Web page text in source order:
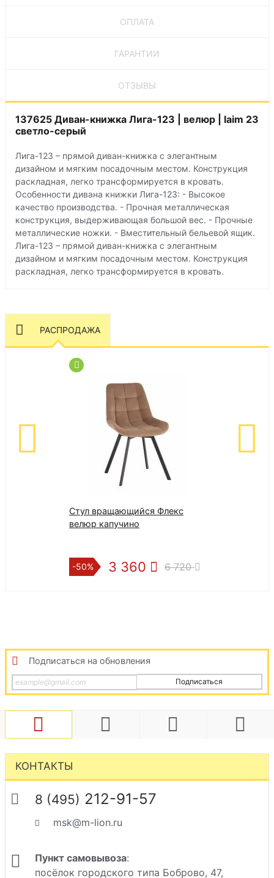
ОПЛАТА
ГАРАНТИИ
ОТЗЫВЫ
137625 Диван-книжка Лига-123 | велюр | laim 23
светло-серый
Лига-123 – прямой диван-книжка с элегантным
дизайном и мягким посадочным местом. Конструкция
раскладная, легко трансформируется в кровать.
Особенности дивана книжки Лига-123: - Высокое
качество производства. - Прочная металлическая
конструкция, выдерживающая большой вес. - Прочные
металлические ножки. - Вместительный бельевой ящик.
Лига-123 – прямой диван-книжка с элегантным
дизайном и мягким посадочным местом. Конструкция
раскладная, легко трансформируется в кровать.
РАСПРОДАЖА
Стул вращающийся Флекс
велюр капучино
-50% 3 360 6 720
Подписаться на обновления
Подписаться
КОНТАКТЫ
8 (495) 212-91-57
msk@m-lion.ru
Пункт самовывоза:
посёлок городского типа Боброво, 47,